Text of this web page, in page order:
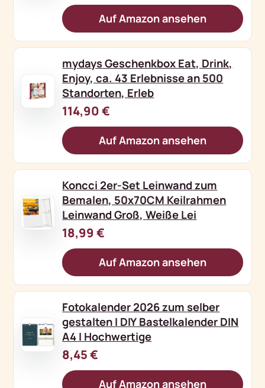
Auf Amazon ansehen
mydays Geschenkbox Eat, Drink,
Enjoy, ca. 43 Erlebnisse an 500
Standorten, Erleb
114,90 €
Auf Amazon ansehen
Koncci 2er-Set Leinwand zum
Bemalen, 50x70CM Keilrahmen
Leinwand Groß, Weiße Lei
18,99 €
Auf Amazon ansehen
Fotokalender 2026 zum selber
gestalten I DIY Bastelkalender DIN
A4 I Hochwertige
8,45 €
Auf Amazon ansehen